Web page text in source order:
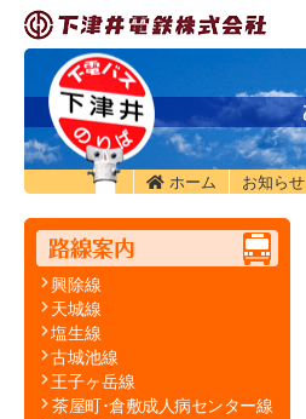
ホーム お知らせ
興除線
天城線
塩生線
古城池線
王子ヶ岳線
茶屋町･倉敷成人病センター線